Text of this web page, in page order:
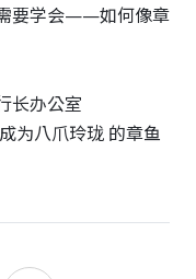
要学会——如何像章
长办公室
为八爪玲珑 的章鱼